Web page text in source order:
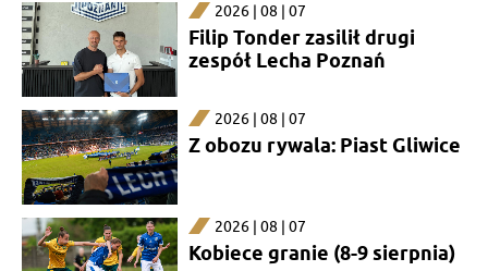
2026 | 08 | 07
Filip Tonder zasilił drugi
zespół Lecha Poznań
2026 | 08 | 07
Z obozu rywala: Piast Gliwice
2026 | 08 | 07
Kobiece granie (8-9 sierpnia)